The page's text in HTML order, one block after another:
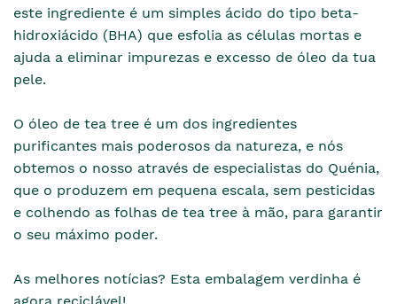
este ingrediente é um simples ácido do tipo beta-
hidroxiácido (BHA) que esfolia as células mortas e
ajuda a eliminar impurezas e excesso de óleo da tua
pele.
O óleo de tea tree é um dos ingredientes
purificantes mais poderosos da natureza, e nós
obtemos o nosso através de especialistas do Quénia,
que o produzem em pequena escala, sem pesticidas
e colhendo as folhas de tea tree à mão, para garantir
o seu máximo poder.
As melhores notícias? Esta embalagem verdinha é